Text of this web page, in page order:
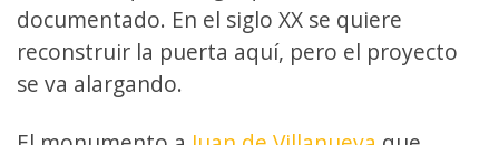
documentado. En el siglo XX se quiere
reconstruir la puerta aquí, pero el proyecto
se va alargando.